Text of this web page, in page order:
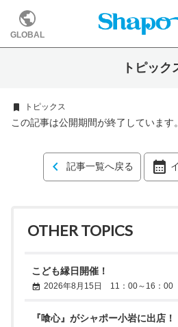
GLOBAL
トピック
トピックス
この記事は公開期間が終了しています。
記事一覧へ戻る
OTHER TOPICS
こども縁日開催！
2026年8月15日 11：00～16：00
『喰心』がシャポー小岩に出店！